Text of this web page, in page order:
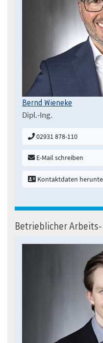
Bernd Wieneke
Dipl.-Ing.
02931 878-110
E-Mail schreiben
Kontaktdaten
Betrieblicher